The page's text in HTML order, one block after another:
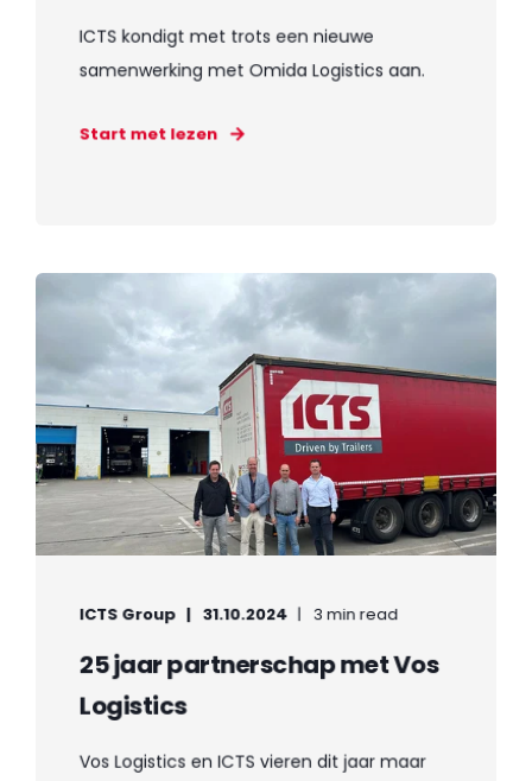
ICTS kondigt met trots een nieuwe
samenwerking met Omida Logistics aan.
Start met lezen
ICTS Group 31.10.2024 3 min read
25 jaar partnerschap met Vos
Logistics
Vos Logistics en ICTS vieren dit jaar maar